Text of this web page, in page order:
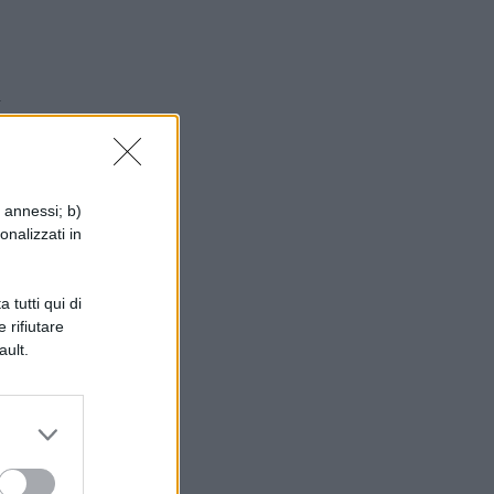
b)
in
tutti qui di
rifiutare